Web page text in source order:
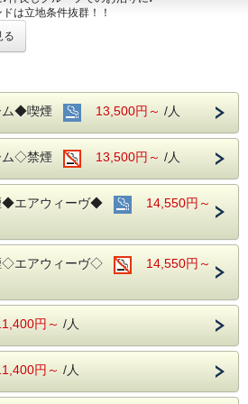
は立地条件抜群！！
らに！！
には嬉しい♪
所を
客室は窓が開放出来る為、簡単に空気を入れ替
能です。
に換気をして新鮮な空気に入れ替えておりま
７：００～１０：００ （最終入場 ９：３０）
も楽しめる和洋折衷のバイキングをご準備して
ス■３つの主要駅と地下鉄が全て隣接！！
駅：徒歩１分
駅：徒歩１分
駅：徒歩４分
ンター：当ホテルの建物３・４階より高速バスが
る
ム◆喫煙 13,500円～ /人
ム◇禁煙 13,500円～ /人
◆エアウィーヴ◆
14,550円～
◇エアウィーヴ◇
14,550円～
円～ /人
円～ /人